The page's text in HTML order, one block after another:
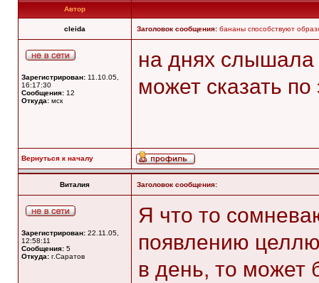
Автор
cleida Заголовок сообщения: бананы способствуют
Зарегистрирован: 11.10.05,
16:17:30
Сообщения: 12
Откуда: мск
на днях слышала
может сказать
Вернуться к началу
Виталия Заголовок сообщения:
Зарегистрирован: 22.11.05,
12:58:11
Сообщения: 5
Откуда: г.Саратов
Я что то
появлению
в день, то может